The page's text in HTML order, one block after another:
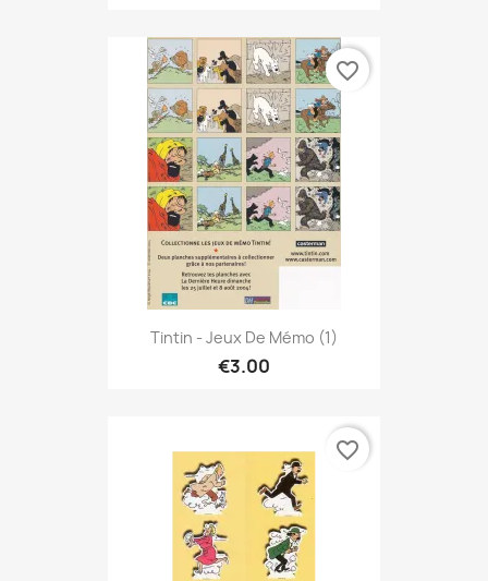
Tintin - Jeux De Mémo (1)
€3.00
favorite_border
favorite_border